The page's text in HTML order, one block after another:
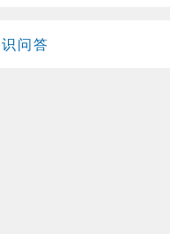
问答